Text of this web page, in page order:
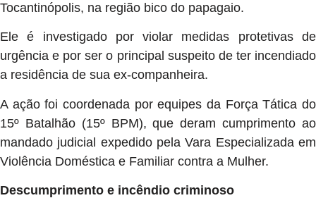
Tocantinópolis, na região bico do papagaio.
Ele é investigado por violar medidas protetivas de
urgência e por ser o principal suspeito de ter incendiado
a residência de sua ex-companheira.
A ação foi coordenada por equipes da Força Tática do
15º Batalhão (15º BPM), que deram cumprimento ao
mandado judicial expedido pela Vara Especializada em
Violência Doméstica e Familiar contra a Mulher.
Descumprimento e incêndio criminoso